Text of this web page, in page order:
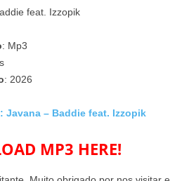
feat. Izzopik
: Mp3
: 2026
Javana – Baddie feat. Izzopik
MP3 HERE!